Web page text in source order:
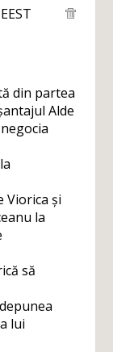
din partea
Alde
Viorica și
la
să
lui